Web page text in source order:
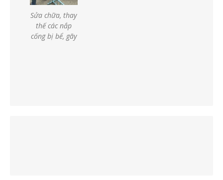
Sửa chữa, thay
thế các nắp
cống bị bể, gãy